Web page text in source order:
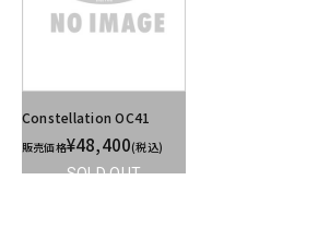
SOLD OUT
Constellation OC41
販売価格¥48,400(税込)